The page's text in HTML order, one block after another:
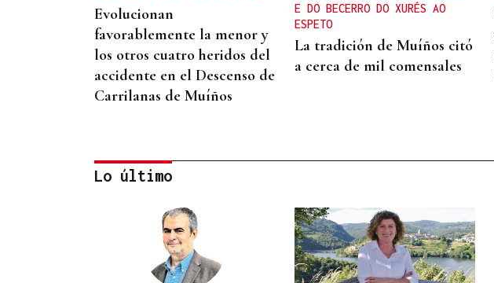
Evolucionan
favorablemente la menor y
los otros cuatro heridos del
accidente en el Descenso de
Carrilanas de Muíños
E DO BECERRO DO XURÉS AO
ESPETO
La tradición de Muíños citó
a cerca de mil comensales
SALUD EN VERANO
Pilates al aire libre, terapia
Lo último